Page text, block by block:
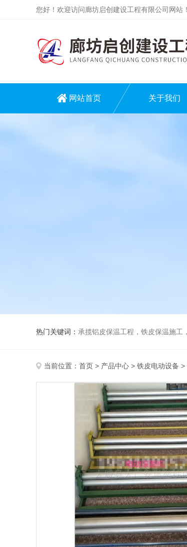
您好！欢迎访问廊坊启创建设工程有限公司网站！
网站首页 关于我们
热门关键词： 承揽铝皮保温工程，铁皮保温施工
当前位置： 首页 > 产品中心 > 铁皮电动设备 >